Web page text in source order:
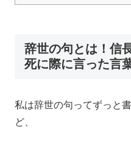
辞世の句とは！信
死に際に言った言
私は辞世の句ってずっと
ど、